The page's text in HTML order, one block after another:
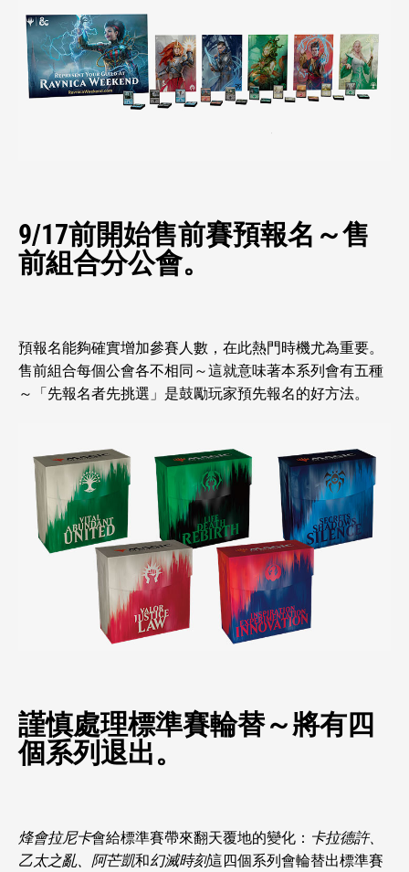
9/17前開始售前賽預報名～售
前組合分公會。
預報名能夠確實增加參賽人數，在此熱門時機尤為重要。
售前組合每個公會各不相同～這就意味著本系列會有五種
～「先報名者先挑選」是鼓勵玩家預先報名的好方法。
謹慎處理標準賽輪替～將有四
個系列退出。
烽會拉尼卡會給標準賽帶來翻天覆地的變化： 卡拉德許、
乙太之亂、阿芒凱和幻滅時刻這四個系列會輪替出標準賽